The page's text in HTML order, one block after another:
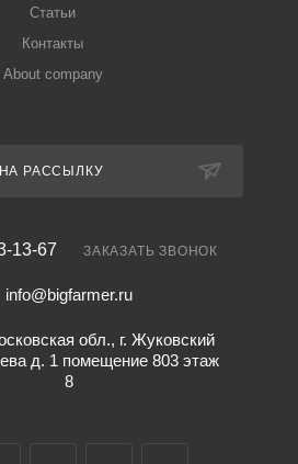
Статьи
Контакты
About company
РАССЫЛКУ
13-67 ЗАКАЗАТЬ ЗВОНОК
info@bigfarmer.ru
обл., г. Жуковский
д. 1 помещение 803 этаж
8